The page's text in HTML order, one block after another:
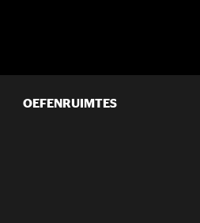
OEFENRUIMTES